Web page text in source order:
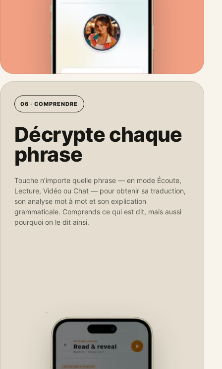
06 · COMPRENDRE
Décrypte chaque
phrase
Touche n’importe quelle phrase — en mode Écoute,
Lecture, Vidéo ou Chat — pour obtenir sa traduction,
son analyse mot à mot et son explication
grammaticale. Comprends ce qui est dit, mais aussi
pourquoi on le dit ainsi.